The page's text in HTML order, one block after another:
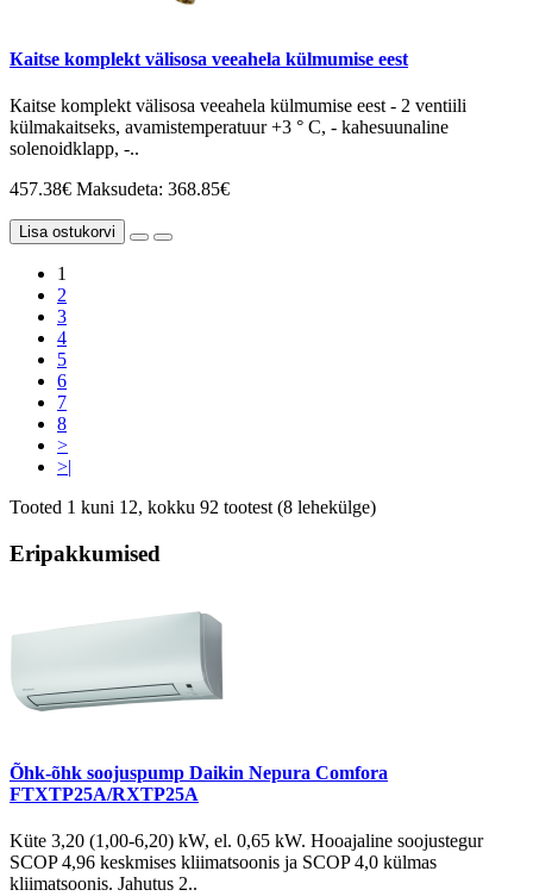
Кaitse komplekt välisosa veeahela külmumise eest
Кaitse komplekt välisosa veeahela külmumise eest - 2 ventiili
külmakaitseks, avamistemperatuur +3 ° C, - kahesuunaline
solenoidklapp, -..
457.38€ Maksudeta: 368.85€
Lisa ostukorvi
1
2
3
4
5
6
7
8
>
>|
Tooted 1 kuni 12, kokku 92 tootest (8 lehekülge)
Eripakkumised
Õhk-õhk soojuspump Daikin Nepura Comfora
FTXTP25A/RXTP25A
Küte 3,20 (1,00-6,20) kW, el. 0,65 kW. Hooajaline soojustegur
SCOP 4,96 keskmises kliimatsoonis ja SCOP 4,0 külmas
kliimatsoonis. Jahutus 2..